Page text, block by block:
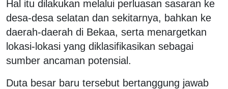
Hal itu dilakukan melalui perluasan sasaran ke
desa-desa selatan dan sekitarnya, bahkan ke
daerah-daerah di Bekaa, serta menargetkan
lokasi-lokasi yang diklasifikasikan sebagai
sumber ancaman potensial.
Duta besar baru tersebut bertanggung jawab